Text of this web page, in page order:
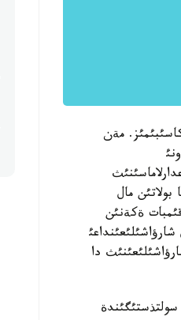
مةن
مال
ءبئز ةتتئث تونناسئ ءبيدايدئث تونناسئنا قاراعاندا 5 ةسة قئمبات ةكةنئن
دا